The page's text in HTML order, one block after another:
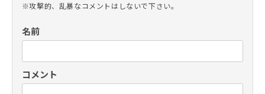
※攻撃的、乱暴なコメントはしないで下さい。
名前
コメント